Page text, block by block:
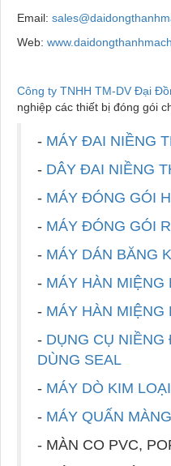
Email:
Web:
Công ty TNHH TM-DV Đại
nghiệp các thiết bị đóng gói
- MÁY ĐAI NIỀNG
- DÂY ĐAI NIỀNG
- MÁY ĐÓNG GÓI
- MÁY ĐÓNG GÓI
- MÁY DÁN BĂNG
- MÁY HÀN MIỆNG
- MÁY HÀN MIỆNG
- DỤNG CỤ
DÙNG SEAL
- MÁY DÒ KIM LOẠI
- MÁY QUẤN
- MÀN CO PVC,